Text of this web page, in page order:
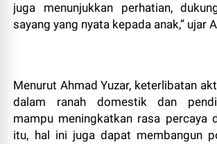
juga menunjukkan perhatian,
sayang yang nyata kepada anak,” ujar
​Menurut Ahmad Yuzar, keterlibatan
dalam ranah domestik dan
mampu meningkatkan rasa percaya
itu, hal ini juga dapat membangun